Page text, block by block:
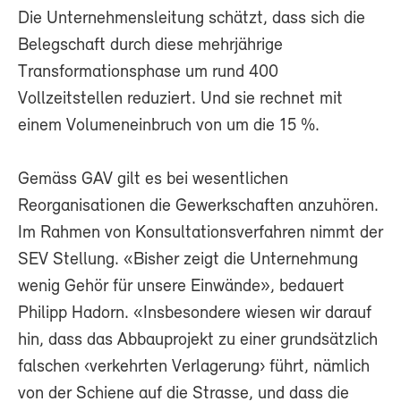
Die Unternehmensleitung schätzt, dass sich die
Belegschaft durch diese mehrjährige
Transformationsphase um rund 400
Vollzeitstellen reduziert. Und sie rechnet mit
einem Volumeneinbruch von um die 15 %.
Gemäss GAV gilt es bei wesentlichen
Reorganisationen die Gewerkschaften anzuhören.
Im Rahmen von Konsultationsverfahren nimmt der
SEV Stellung. «Bisher zeigt die Unternehmung
wenig Gehör für unsere Einwände», bedauert
Philipp Hadorn. «Insbesondere wiesen wir darauf
hin, dass das Abbauprojekt zu einer grundsätzlich
falschen ‹verkehrten Verlagerung› führt, nämlich
von der Schiene auf die Strasse, und dass die